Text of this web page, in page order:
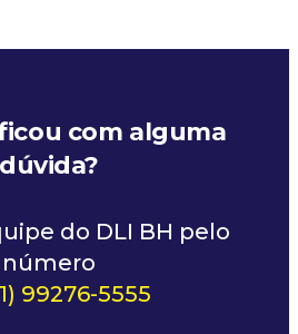
com alguma
dúvida?
do DLI BH pelo
número
99276-5555